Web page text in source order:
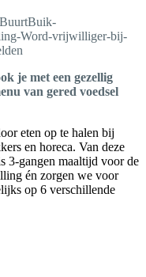
Word-vrijwilliger-bij-
je met een gezellig
van gered voedsel
eten op te halen bij
en horeca. Van deze
3-gangen maaltijd voor de
én zorgen we voor
op 6 verschillende